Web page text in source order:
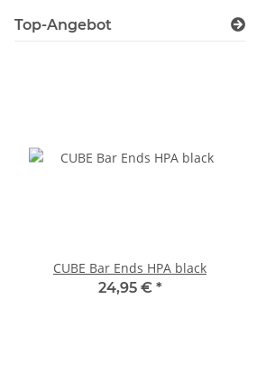
Top-Angebot
CUBE Bar Ends HPA black
24,95 € *